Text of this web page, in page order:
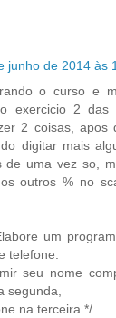
junho de 2014 às
o curso e
exercicio 2 das
2 coisas, apos
digitar mais
de uma vez so,
outros % no
um
telefone.
seu nome
segunda,
na terceira.*/